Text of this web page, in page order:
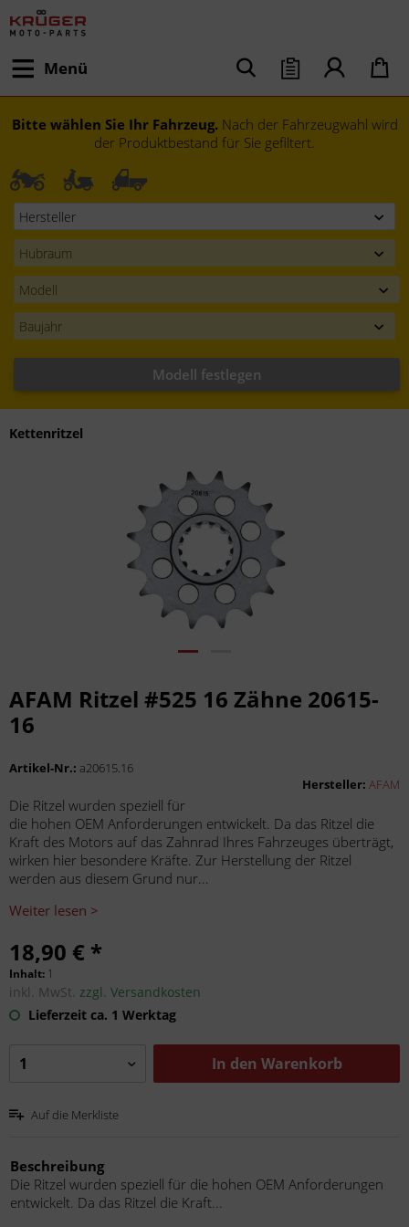
Menü
Bitte wählen Sie Ihr Fahrzeug. Nach der Fahrzeugwahl wird
der Produktbestand für Sie gefiltert.
Modell festlegen
Kettenritzel
AFAM Ritzel #525 16 Zähne 20615-
16
Artikel-Nr.: a20615.16
Hersteller: AFAM
Die Ritzel wurden speziell für
die hohen OEM Anforderungen entwickelt. Da das Ritzel die
Kraft des Motors auf das Zahnrad Ihres Fahrzeuges überträgt,
wirken hier besondere Kräfte. Zur Herstellung der Ritzel
werden aus diesem Grund nur...
Weiter lesen >
18,90 € *
Inhalt: 1
inkl. MwSt. zzgl. Versandkosten
Lieferzeit ca. 1 Werktag
In den Warenkorb
Auf die Merkliste
Beschreibung
Die Ritzel wurden speziell für die hohen OEM Anforderungen
entwickelt. Da das Ritzel die Kraft...